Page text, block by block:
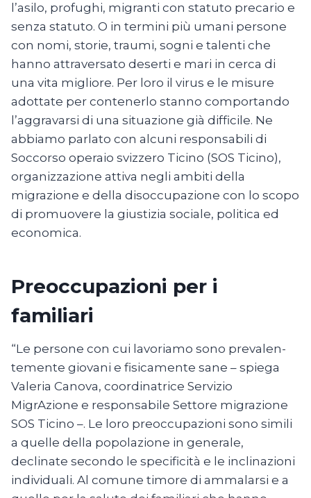
l’asilo, profughi, migranti con statuto precario e
senza statuto. O in termini più umani persone
con nomi, storie, traumi, sogni e talenti che
hanno attraversato deserti e mari in cerca di
una vita migliore. Per loro il virus e le misure
adottate per contenerlo stanno comportando
l’aggravarsi di una situazione già difficile. Ne
abbiamo parlato con alcuni responsabili di
Soccorso operaio svizzero Ticino (SOS Ticino),
organizzazione attiva negli ambiti della
migrazione e della disoccupazione con lo scopo
di promuovere la giustizia sociale, politica ed
economica.
Preoccupazioni per i
familiari
“Le persone con cui lavoriamo sono prevalen-
temente giovani e fisicamente sane – spiega
Valeria Canova, coordinatrice Servizio
MigrAzione e responsabile Settore migrazione
SOS Ticino –. Le loro preoccupazioni sono simili
a quelle della popolazione in generale,
declinate secondo le specificità e le inclinazioni
individuali. Al comune timore di ammalarsi e a